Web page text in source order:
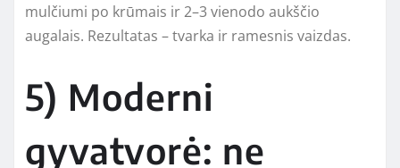
mulčiumi po krūmais ir 2–3 vienodo aukščio
augalais. Rezultatas – tvarka ir ramesnis vaizdas.
5) Moderni
gyvatvorė: ne